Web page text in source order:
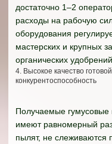
достаточно 1–2
расходы на рабочую
оборудования
мастерских и крупных
органических
4. Высокое качество
конкурентоспособность
Получаемые гумусовые
имеют равномерный
пылят, не слеживаются